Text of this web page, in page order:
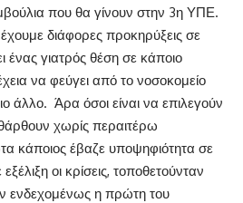
που θα γίνουν στην 3η ΥΠΕ.
διάφορες προκηρύξεις σε
ένας γιατρός θέση σε κάποιο
να φεύγει από το νοσοκομείο
άλλο. Άρα όσοι είναι να επιλεγούν
χωρίς περαιτέρω
κάποιος έβαζε υποψηφιότητα σε
οι κρίσεις, τοποθετούνταν
ενδεχομένως η πρώτη του